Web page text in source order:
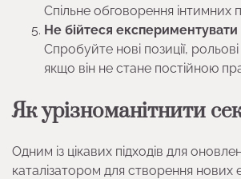
Спільне обговорення
Не бійтеся експериментувати
Спробуйте нові позиції,
якщо він не стане постійною
Як урізноманітнити
Одним із цікавих підходів для
каталізатором для створення нових